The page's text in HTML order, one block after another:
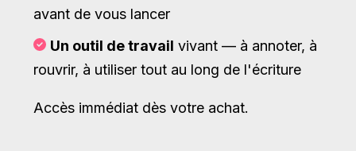
avant de vous lancer
Un outil de travail vivant — à annoter, à
rouvrir, à utiliser tout au long de l'écriture
Accès immédiat dès votre achat.